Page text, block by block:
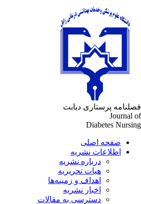
پرستاری دیابت
Journal
Diabetes
صفحه اصلی
اطلاعات نشریه
درباره نشریه
هیات تحریریه
اهداف و زمینه‌ها
اخبار نشریه
دسترسی به مقالات